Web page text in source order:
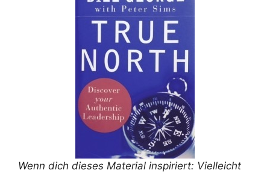
Wenn dich dieses Material inspiriert: Vielleicht